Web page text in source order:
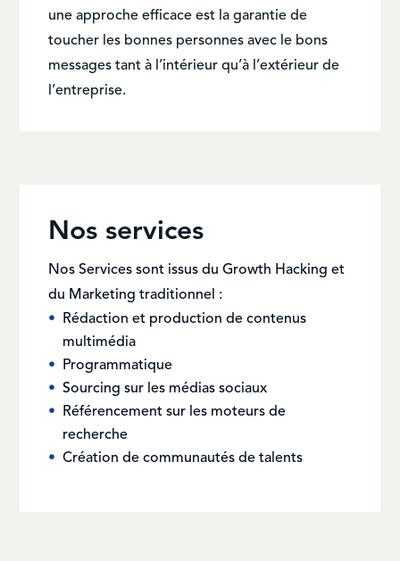
une approche efficace est la garantie de
toucher les bonnes personnes avec le bons
messages tant à l’intérieur qu’à l’extérieur de
l’entreprise.
Nos services
Nos Services sont issus du Growth Hacking et
du Marketing traditionnel :
Rédaction et production de contenus
multimédia
Programmatique
Sourcing sur les médias sociaux
Référencement sur les moteurs de
recherche
Création de communautés de talents